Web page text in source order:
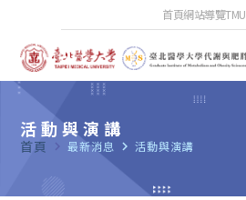
首頁網站導覽TMU
活動與演講
首頁 navigate_next 最新消息 navigate_next 活動與演講